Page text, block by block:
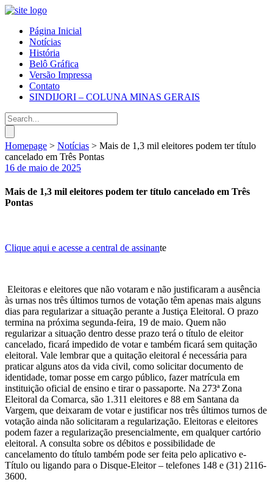
Página Inicial
Notícias
História
Belô Gráfica
Versão Impressa
Contato
SINDIJORI – COLUNA MINAS GERAIS
Homepage > Notícias > Mais de 1,3 mil eleitores podem ter título
cancelado em Três Pontas
16 de maio de 2025
Mais de 1,3 mil eleitores podem ter título cancelado em Três
Pontas
Clique aqui e acesse a central de assinante
Eleitoras e eleitores que não votaram e não justificaram a ausência
às urnas nos três últimos turnos de votação têm apenas mais alguns
dias para regularizar a situação perante a Justiça Eleitoral. O prazo
termina na próxima segunda-feira, 19 de maio. Quem não
regularizar a situação dentro desse prazo terá o título de eleitor
cancelado, ficará impedido de votar e também ficará sem quitação
eleitoral. Vale lembrar que a quitação eleitoral é necessária para
praticar alguns atos da vida civil, como solicitar documento de
identidade, tomar posse em cargo público, fazer matrícula em
instituição oficial de ensino e tirar o passaporte. Na 273ª Zona
Eleitoral da Comarca, são 1.311 eleitores e 88 em Santana da
Vargem, que deixaram de votar e justificar nos três últimos turnos de
votação ainda não solicitaram a regularização. Eleitoras e eleitores
podem fazer a regularização presencialmente, em qualquer cartório
eleitoral. A consulta sobre os débitos e possibilidade de
cancelamento do título também pode ser feita pelo aplicativo e-
Título ou ligando para o Disque-Eleitor – telefones 148 e (31) 2116-
3600.